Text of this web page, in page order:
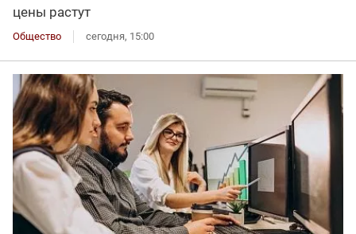
цены растут
Общество сегодня, 15:00